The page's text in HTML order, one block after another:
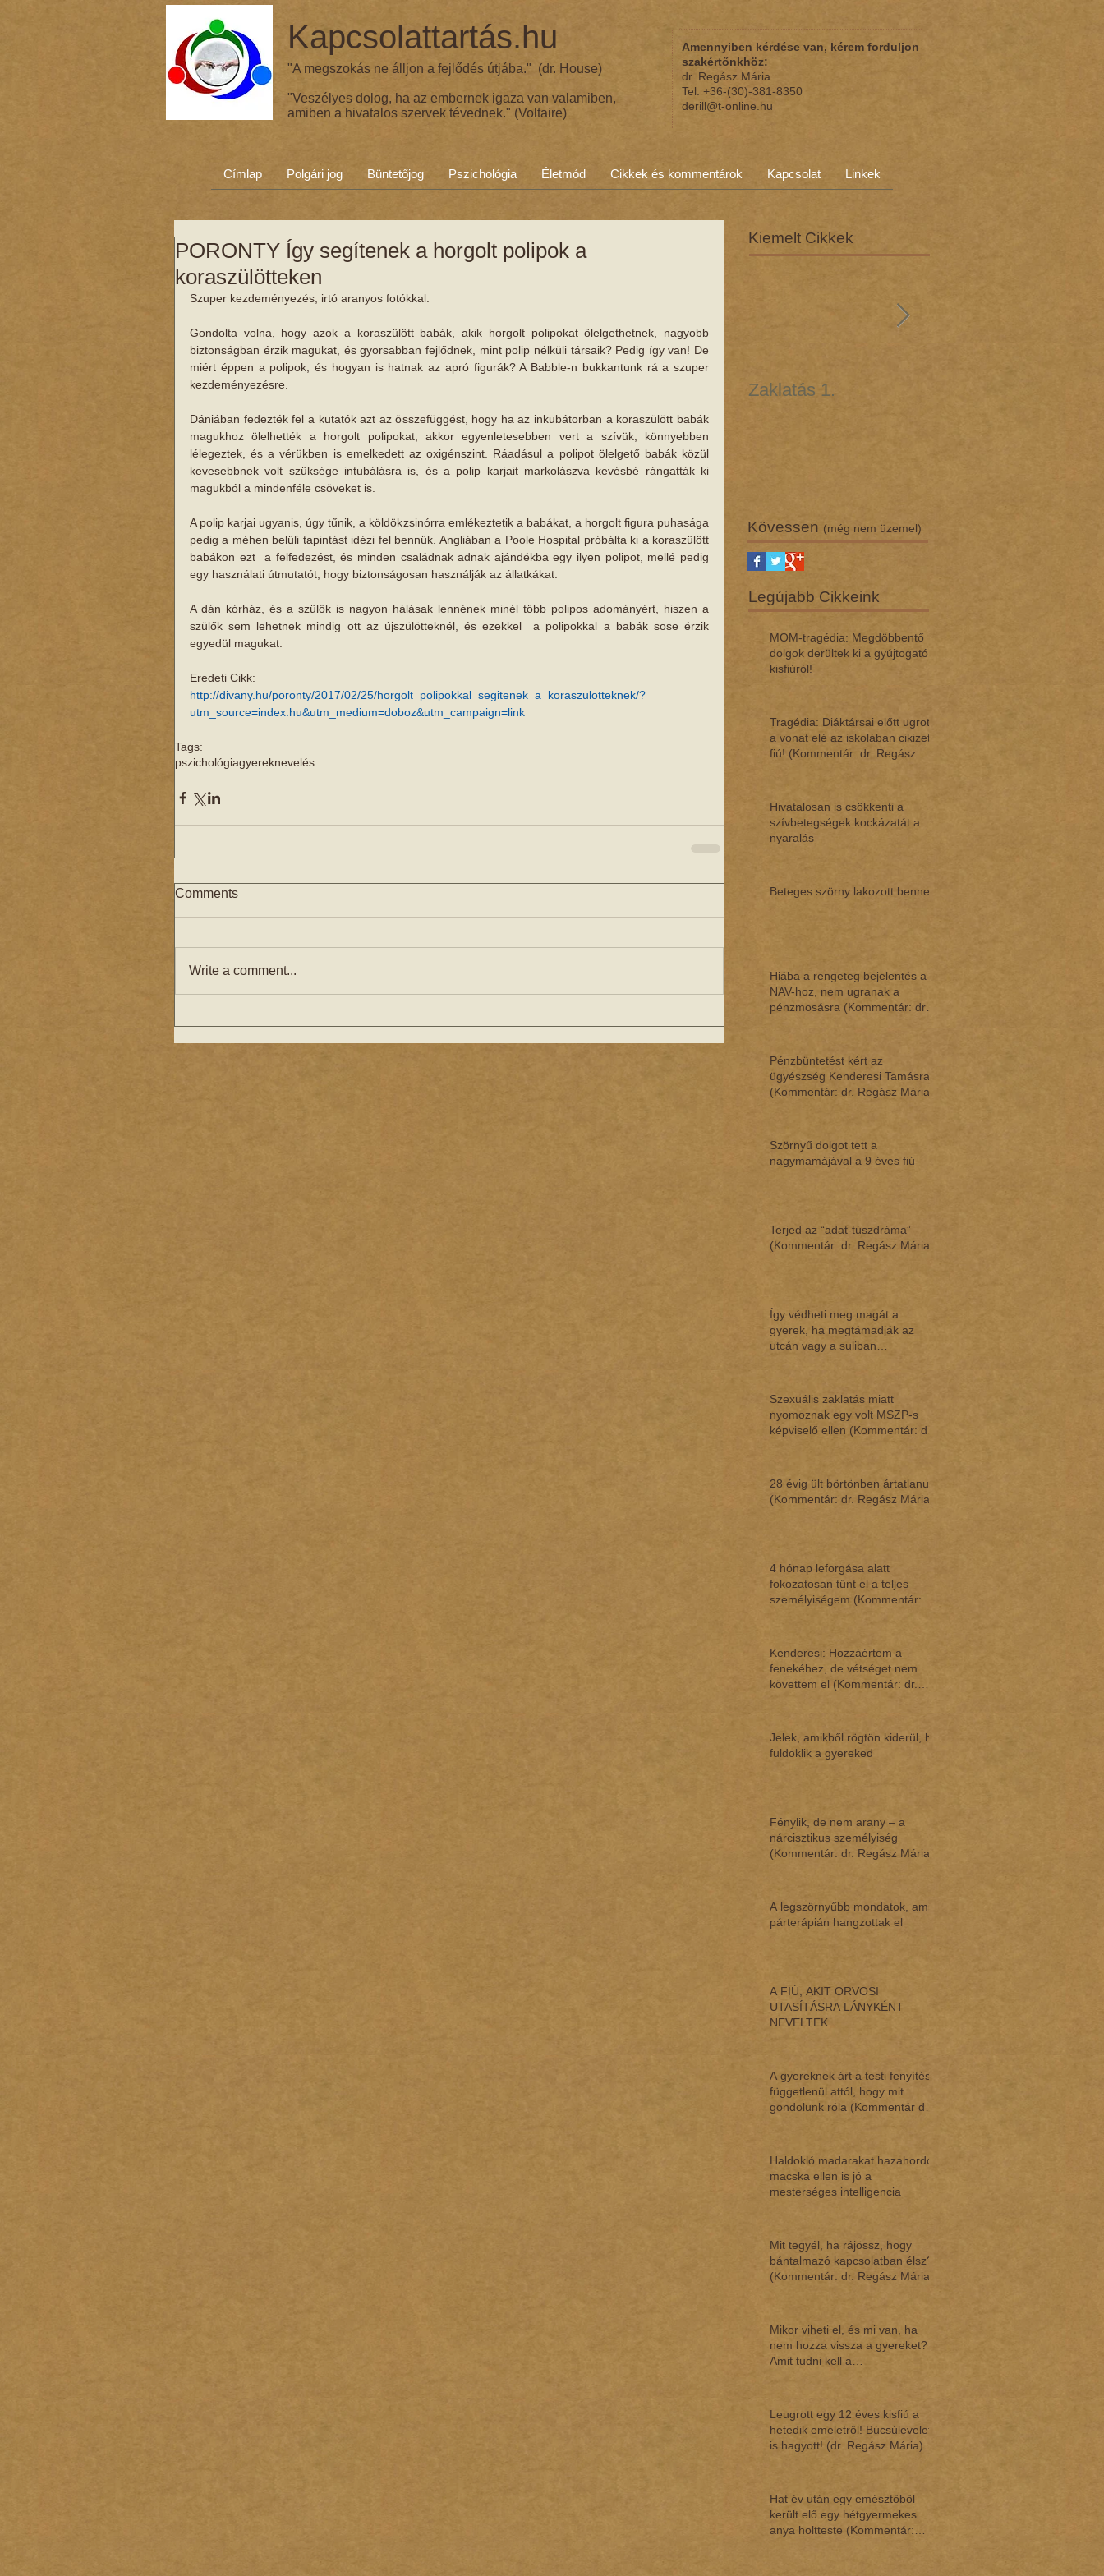
Kapcsolattartás.hu
"A megszokás ne álljon a fejlődés útjába." (dr. House)
"Veszélyes dolog, ha az embernek igaza van valamiben,
amiben a hivatalos szervek tévednek." (Voltaire)
Amennyiben kérdése van, kérem forduljon
szakértőnkhöz:
dr. Regász Mária
Tel: +36-(30)-381-8350
derill@t-online.hu
Címlap Polgári jog Büntetőjog Pszichológia Életmód Cikkek és kommentárok Kapcsolat Linkek
PORONTY Így segítenek a horgolt polipok a
koraszülötteken
Szuper kezdeményezés, irtó aranyos fotókkal.
Gondolta volna, hogy azok a koraszülött babák, akik horgolt polipokat ölelgethetnek, nagyobb
biztonságban érzik magukat, és gyorsabban fejlődnek, mint polip nélküli társaik? Pedig így van! De
miért éppen a polipok, és hogyan is hatnak az apró figurák? A Babble-n bukkantunk rá a szuper
kezdeményezésre.
Dániában fedezték fel a kutatók azt az összefüggést, hogy ha az inkubátorban a koraszülött babák
magukhoz ölelhették a horgolt polipokat, akkor egyenletesebben vert a szívük, könnyebben
lélegeztek, és a vérükben is emelkedett az oxigénszint. Ráadásul a polipot ölelgető babák közül
kevesebbnek volt szüksége intubálásra is, és a polip karjait markolászva kevésbé rángatták ki
magukból a mindenféle csöveket is.
A polip karjai ugyanis, úgy tűnik, a köldökzsinórra emlékeztetik a babákat, a horgolt figura puhasága
pedig a méhen belüli tapintást idézi fel bennük. Angliában a Poole Hospital próbálta ki a koraszülött
babákon ezt  a felfedezést, és minden családnak adnak ajándékba egy ilyen polipot, mellé pedig
egy használati útmutatót, hogy biztonságosan használják az állatkákat.
A dán kórház, és a szülők is nagyon hálásak lennének minél több polipos adományért, hiszen a
szülők sem lehetnek mindig ott az újszülötteknél, és ezekkel  a polipokkal a babák sose érzik
egyedül magukat.
Eredeti Cikk:
http://divany.hu/poronty/2017/02/25/horgolt_polipokkal_segitenek_a_koraszulotteknek/?
utm_source=index.hu&utm_medium=doboz&utm_campaign=link
Tags:
pszichológiagyereknevelés
Comments
Write a comment...
Kiemelt Cikkek
Zaklatás 1.
Kövessen (még nem üzemel)
Legújabb Cikkeink
MOM-tragédia: Megdöbbentő
dol­gok de­rül­tek ki a gyúj­to­gató
kisfi­ú­ról!
Tragédia: Diáktársai előtt ugrott
a vonat elé az iskolában cikizett
fiú! (Kommentár: dr. Regász
Hivatalosan is csökkenti a
szívbetegségek kockázatát a
nyaralás
Beteges szörny lakozott benne
Hiába a rengeteg bejelentés a
NAV-hoz, nem ugranak a
pénzmosásra (Kommentár: dr.
Pénzbüntetést kért az
ügyészség Kenderesi Tamásra
(Kommentár: dr. Regász Mária)
Szörnyű dolgot tett a
nagymamájával a 9 éves fiú
Terjed az “adat-túszdráma”
(Kommentár: dr. Regász Mária)
Így védheti meg magát a
gyerek, ha megtámadják az
utcán vagy a suliban
Szexuális zaklatás miatt
nyomoznak egy volt MSZP-s
képviselő ellen (Kommentár: dr.
28 évig ült börtönben ártatlanul
(Kommentár: dr. Regász Mária)
4 hónap leforgása alatt
fokozatosan tűnt el a teljes
személyiségem (Kommentár: dr.
Kenderesi: Hozzáértem a
fenekéhez, de vétséget nem
követtem el (Kommentár: dr.
Jelek, amikből rögtön kiderül, ha
fuldoklik a gyereked
Fénylik, de nem arany – a
nárcisztikus személyiség
(Kommentár: dr. Regász Mária)
A legszörnyűbb mondatok, amik
párterápián hangzottak el
A FIÚ, AKIT ORVOSI
UTASÍTÁSRA LÁNYKÉNT
NEVELTEK
A gyereknek árt a testi fenyítés,
függetlenül attól, hogy mit
gondolunk róla (Kommentár dr.
Haldokló madarakat hazahordó
macska ellen is jó a
mesterséges intelligencia
Mit tegyél, ha rájössz, hogy
bántalmazó kapcsolatban élsz?
(Kommentár: dr. Regász Mária)
Mikor viheti el, és mi van, ha
nem hozza vissza a gyereket?
Amit tudni kell a
Leugrott egy 12 éves kisfiú a
hetedik emeletről! Búcsúlevelet
is hagyott! (dr. Regász Mária)
Hat év után egy emésztőből
került elő egy hétgyermekes
anya holtteste (Kommentár: